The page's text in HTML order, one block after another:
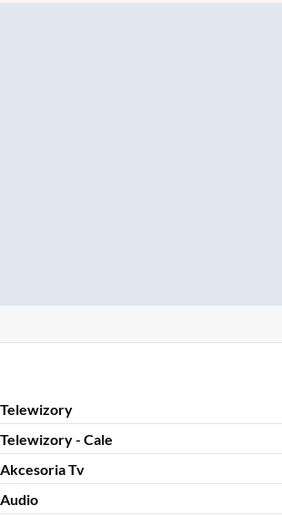
Telewizory
Telewizory - Cale
Akcesoria Tv
Audio